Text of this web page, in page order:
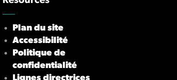
Plan du site
Accessibilité
Politique de
confidentialité